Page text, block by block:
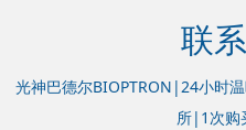
联
光神巴德尔BIOPTRON|24小时
所|1次购